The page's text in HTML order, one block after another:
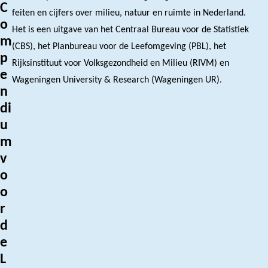
C
o
m
p
e
n
di
u
m
v
o
o
r
d
e
L
feiten en cijfers over milieu, natuur en ruimte in Nederland.
Het is een uitgave van het Centraal Bureau voor de Statistiek
(CBS), het Planbureau voor de Leefomgeving (PBL), het
Rijksinstituut voor Volksgezondheid en Milieu (RIVM) en
Wageningen University & Research (Wageningen UR).